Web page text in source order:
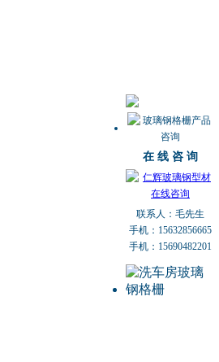
在 线 咨 询
联系人：毛先生
手机：15632856665
手机：15690482201